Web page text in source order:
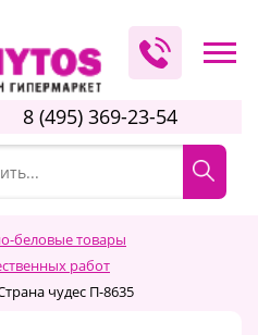
8 (495) 369-23-54
беловые товары
работ
чудес П-8635